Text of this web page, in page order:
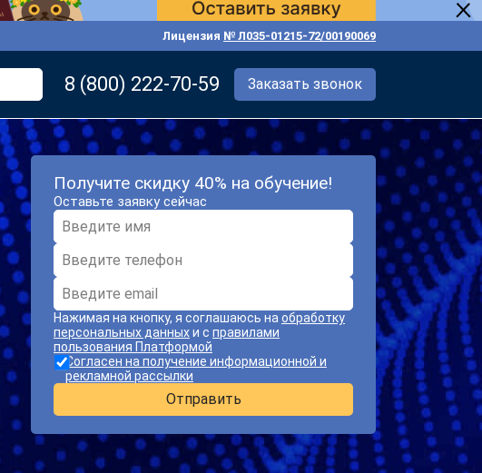
Лицензия № Л035-01215-72/00190069
8 (800) 222-70-59 Заказать звонок
Получите скидку 40% на обучение!
Оставьте заявку сейчас
Нажимая на кнопку, я соглашаюсь на обработку
персональных данныхи с правилами
пользования Платформой
Согласен на получение информационной и
рекламной рассылки
Отправить